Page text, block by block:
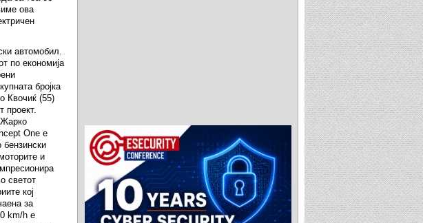
ова
автомобил.
по економија
бројка
Квочиќ (55)
проект.
Жарко
One е
бензински
и
светот
кој
за
km/h е